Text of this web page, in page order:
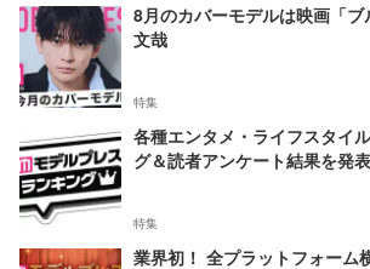
8月のカバーモデルは映画「
文哉
特集
各種エンタメ・ライフスタイ
グ＆読者アンケート結果を発表
特集
業界初！ 全プラットフォーム